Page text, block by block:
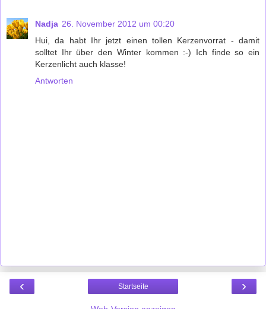
Nadja 26. November 2012 um 00:20
Hui, da habt Ihr jetzt einen tollen Kerzenvorrat - damit
solltet Ihr über den Winter kommen :-) Ich finde so ein
Kerzenlicht auch klasse!
Antworten
‹ ›
Startseite